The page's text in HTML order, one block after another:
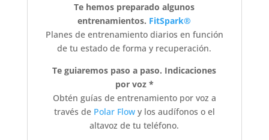
Te hemos preparado algunos
entrenamientos. FitSpark®
Planes de entrenamiento diarios en función
de tu estado de forma y recuperación.
Te guiaremos paso a paso. Indicaciones
por voz *
Obtén guías de entrenamiento por voz a
través de Polar Flowy los audífonos o el
altavoz de tu teléfono.